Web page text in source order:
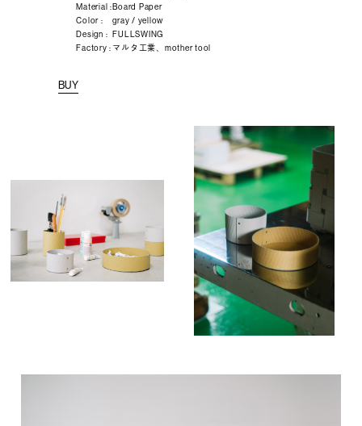
Material :Board Paper
Color :
gray / yellow
Design : FULLSWING
Factory : マルタ工業、mother tool
BUY